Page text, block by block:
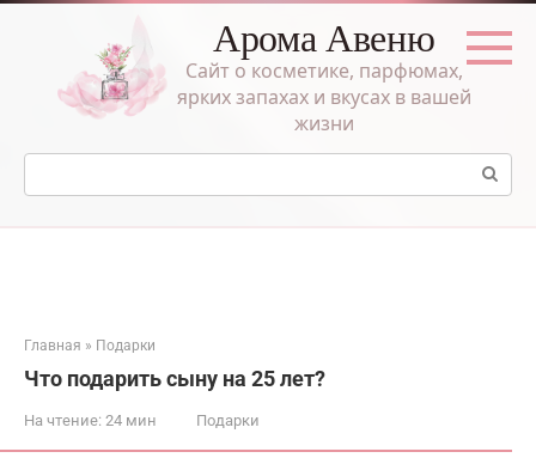
Перейти
Арома Авеню
Сайт о косметике, парфюмах,
ярких запахах и вкусах в вашей
жизни
Поиск:
Главная » Подарки
Что подарить сыну на 25 лет?
На чтение: 24 мин Подарки